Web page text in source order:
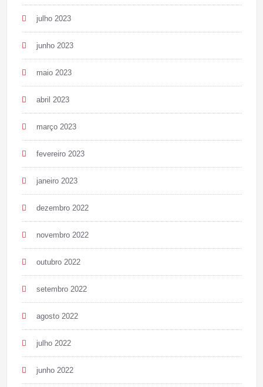
julho 2023
junho 2023
maio 2023
abril 2023
março 2023
fevereiro 2023
janeiro 2023
dezembro 2022
novembro 2022
outubro 2022
setembro 2022
agosto 2022
julho 2022
junho 2022